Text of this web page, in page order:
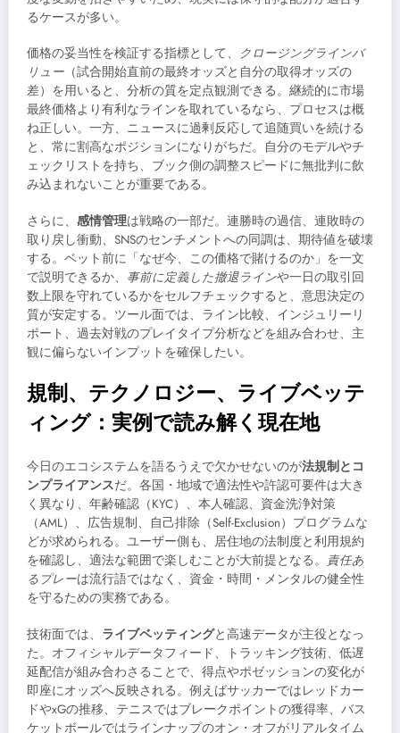
るケースが多い。
価格の妥当性を検証する指標として、
クロージングラインバ
リュー （試合開始直前の最終オッズと自分の取得オッズの
差）を用いると、分析の質を定点観測できる。継続的に市場
最終価格より有利なラインを取れているなら、プロセスは概
ね正しい。一方、ニュースに過剰反応して追随買いを続ける
と、常に割高なポジションになりがちだ。自分のモデルやチ
ェックリストを持ち、ブック側の調整スピードに無批判に飲
み込まれないことが重要である。
さらに、 感情管理は戦略の一部だ。連勝時の過信、連敗時の
取り戻し衝動、SNSのセンチメントへの同調は、期待値を破壊
する。ベット前に「なぜ今、この価格で賭けるのか」を一文
で説明できるか、 事前に定義した撤退ラインや一日の取引回
数上限を守れているかをセルフチェックすると、意思決定の
質が安定する。ツール面では、ライン比較、インジュリーリ
ポート、過去対戦のプレイタイプ分析などを組み合わせ、主
観に偏らないインプットを確保したい。
規制、テクノロジー、ライブベッテ
ィング：実例で読み解く現在地
今日のエコシステムを語るうえで欠かせないのが法規制とコ
ンプライアンスだ。各国・地域で適法性や許認可要件は大き
く異なり、年齢確認（KYC）、本人確認、資金洗浄対策
（AML）、広告規制、自己排除（Self-Exclusion）プログラムな
どが求められる。ユーザー側も、居住地の法制度と利用規約
を確認し、適法な範囲で楽しむことが大前提となる。 責任あ
るプレーは流行語ではなく、資金・時間・メンタルの健全性
を守るための実務である。
技術面では、 ライブベッティングと高速データが主役となっ
た。オフィシャルデータフィード、トラッキング技術、低遅
延配信が組み合わさることで、得点やポゼッションの変化が
即座にオッズへ反映される。例えばサッカーではレッドカー
ドやxGの推移、テニスではブレークポイントの獲得率、バス
ケットボールではラインナップのオン・オフがリアルタイム